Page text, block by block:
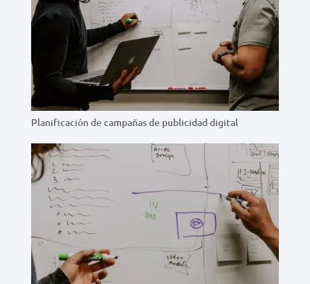
Planificación de campañas de publicidad digital